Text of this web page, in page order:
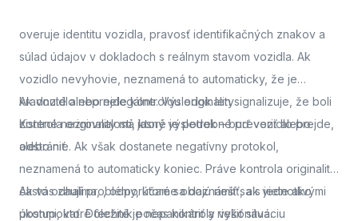
overuje identitu vozidla, pravosť identifikačných znakov a
súlad údajov v dokladoch s reálnym stavom vozidla. Ak
vozidlo nevyhovie, neznamená to automaticky, že je
kradnuté alebo nelegálne. Výsledok len signalizuje, že boli
zistené nezrovnalosti, ktoré je potrebné preveriť alebo
odstrániť.
Ak vozidlo neprejde kontrolou originality
Kontrola originality má jasný výsledok – buď vozidlo prejde,
alebo nie. Ak však dostanete negatívny protokol,
neznamená to automaticky koniec. Práve kontrola originality
často odhalí problémy, ktoré sa dajú riešiť, ak viete ako
postupovať. Dôležité je nepanikáriť a riešiť situáciu
Ak vás zaujíma,, odporúčame oboznámiť sa s jednotlivými
úkonmi, ktoré technik počas kontroly vykonáva.